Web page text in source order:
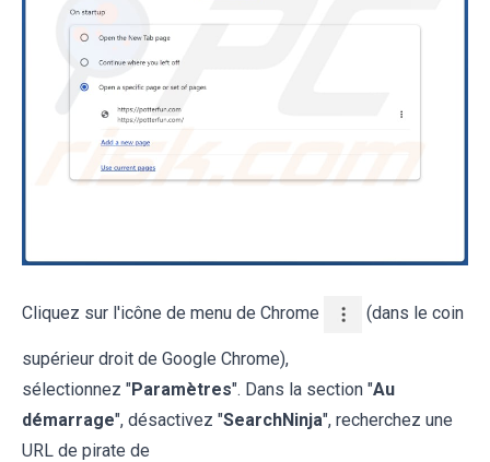
Cliquez sur l'icône de menu de Chrome (dans le coin
supérieur droit de Google Chrome),
sélectionnez "Paramètres". Dans la section "Au
démarrage", désactivez "SearchNinja", recherchez une
URL de pirate de